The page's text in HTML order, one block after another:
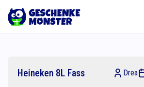
Heineken 8L Fass Drea